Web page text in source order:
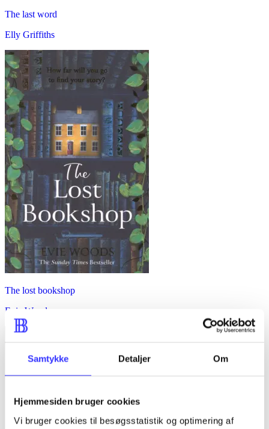
Samtykke Detaljer Om
Hjemmesiden bruger cookies
Vi bruger cookies til besøgsstatistik og optimering af
The last word
Elly Griffiths
The lost bookshop
Evie Woods